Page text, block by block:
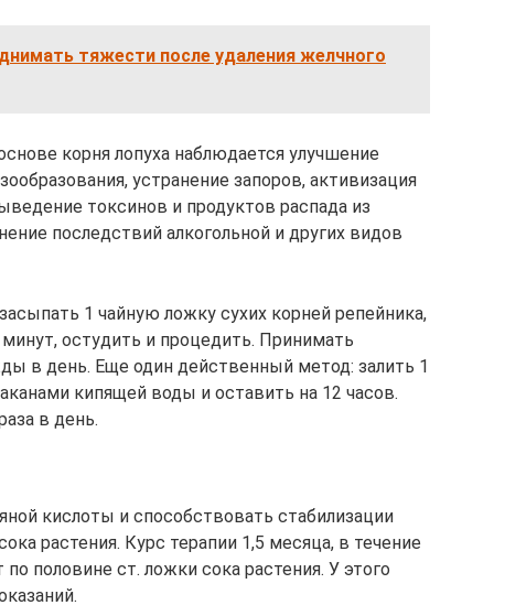
тяжести после удаления желчного
корня лопуха наблюдается улучшение
устранение запоров, активизация
токсинов и продуктов распада из
последствий алкогольной и других видов
1 чайную ложку сухих корней репейника,
остудить и процедить. Принимать
в день. Еще один действенный метод: залить 1
кипящей воды и оставить на 12 часов.
в день.
кислоты и способствовать стабилизации
растения. Курс терапии 1,5 месяца, в течение
половине ст. ложки сока растения. У этого